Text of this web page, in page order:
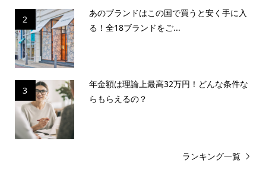
2
あのブランドはこの国で買うと安く手に入
る！全18ブランドをご...
3
年金額は理論上最高32万円！どんな条件な
らもらえるの？
ランキング一覧